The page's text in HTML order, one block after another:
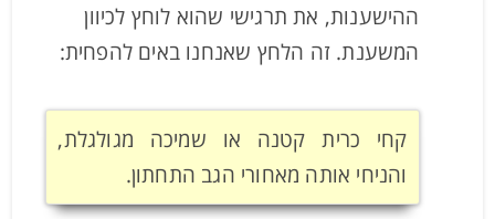
ההישענות, את תרגישי שהוא לוחץ לכיוון
המשענת. זה הלחץ שאנחנו באים להפחית:
קחי כרית קטנה או שמיכה מגולגלת,
והניחי אותה מאחורי הגב התחתון.